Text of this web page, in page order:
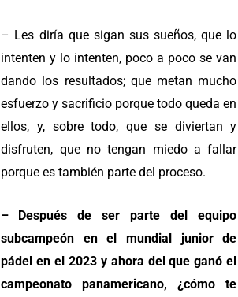
– ⁠Les diría que sigan sus sueños, que lo
intenten y lo intenten, poco a poco se van
dando los resultados; que metan mucho
esfuerzo y sacrificio porque todo queda en
ellos, y, sobre todo, que se diviertan y
disfruten, que no tengan miedo a fallar
porque es también parte del proceso.
–
Después de ser parte del equipo
subcampeón en el mundial junior de
pádel en el 2023 y ahora del que ganó el
campeonato panamericano, ¿cómo te